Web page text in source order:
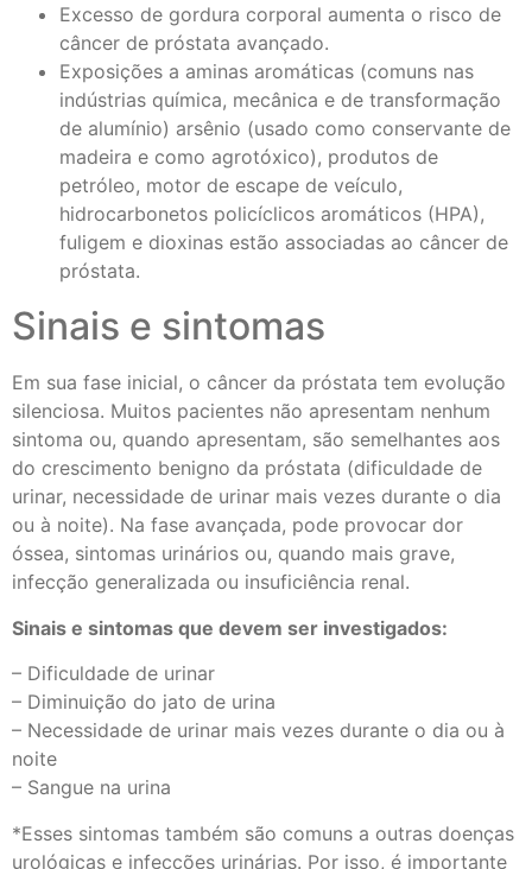
Excesso de gordura corporal aumenta o risco de
câncer de próstata avançado.
Exposições a aminas aromáticas (comuns nas
indústrias química, mecânica e de transformação
de alumínio) arsênio (usado como conservante de
madeira e como agrotóxico), produtos de
petróleo, motor de escape de veículo,
hidrocarbonetos policíclicos aromáticos (HPA),
fuligem e dioxinas estão associadas ao câncer de
próstata.
Sinais e sintomas
Em sua fase inicial, o câncer da próstata tem evolução
silenciosa. Muitos pacientes não apresentam nenhum
sintoma ou, quando apresentam, são semelhantes aos
do crescimento benigno da próstata (dificuldade de
urinar, necessidade de urinar mais vezes durante o dia
ou à noite). Na fase avançada, pode provocar dor
óssea, sintomas urinários ou, quando mais grave,
infecção generalizada ou insuficiência renal.
Sinais e sintomas que devem ser investigados:
– Dificuldade de urinar
– Diminuição do jato de urina
– Necessidade de urinar mais vezes durante o dia ou à
noite
– Sangue na urina
*Esses sintomas também são comuns a outras doenças
urológicas e infecções urinárias. Por isso, é importante